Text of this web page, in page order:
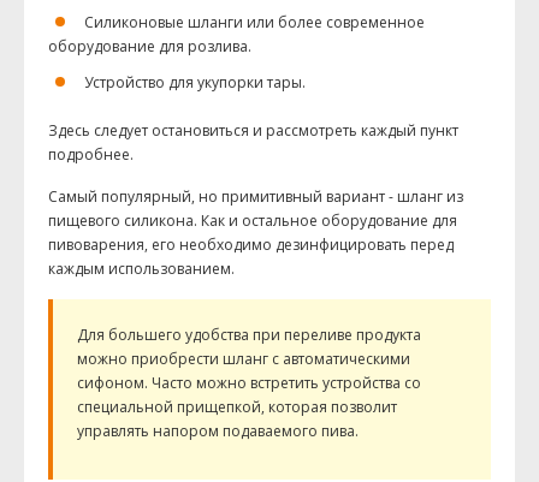
Силиконовые шланги или более современное
оборудование для розлива.
Устройство для укупорки тары.
Здесь следует остановиться и рассмотреть каждый пункт
подробнее.
Самый популярный, но примитивный вариант - шланг из
пищевого силикона. Как и остальное оборудование для
пивоварения, его необходимо дезинфицировать перед
каждым использованием.
Для большего удобства при переливе продукта
можно приобрести шланг с автоматическими
сифоном. Часто можно встретить устройства со
специальной прищепкой, которая позволит
управлять напором подаваемого пива.